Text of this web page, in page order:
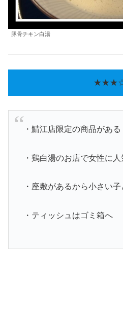
豚骨チキン白湯
・鯖江店限定の商品がある
・鶏白湯のお店で女性に人
・座敷があるから小さい
・ティッシュはゴミ箱へ